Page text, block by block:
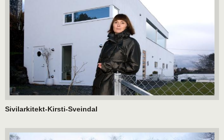
Sivilarkitekt-Kirsti-Sveindal